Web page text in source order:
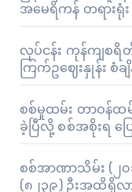
အမေရိကန် တရားရုံး
လုပ်ငန်း ကုန်ကျစရိ
ကြက်ဥဈေးနှုန်း စံ
စစ်မှုထမ်း တာဝန်ထ
ခဲ့ပြီလို့ စစ်အစိုးရ ပြ
စစ်အာဏာသိမ်း (
(၈၂၃၉) ဦးအထိရှိလ